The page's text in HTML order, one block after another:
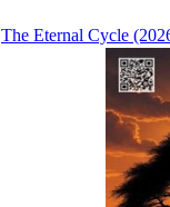
The Eternal Cycle